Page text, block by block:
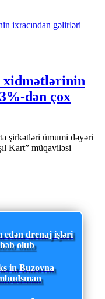
xidmətlərinin
dən çox
şirkətləri ümumi dəyəri
Kart” müqaviləsi
edən drenaj işləri
olub
in Buzovna